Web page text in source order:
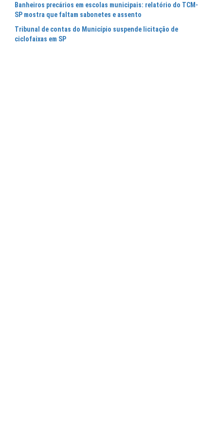
Banheiros precários em escolas municipais: relatório do TCM-
SP mostra que faltam sabonetes e assento
Tribunal de contas do Município suspende licitação de
ciclofaixas em SP